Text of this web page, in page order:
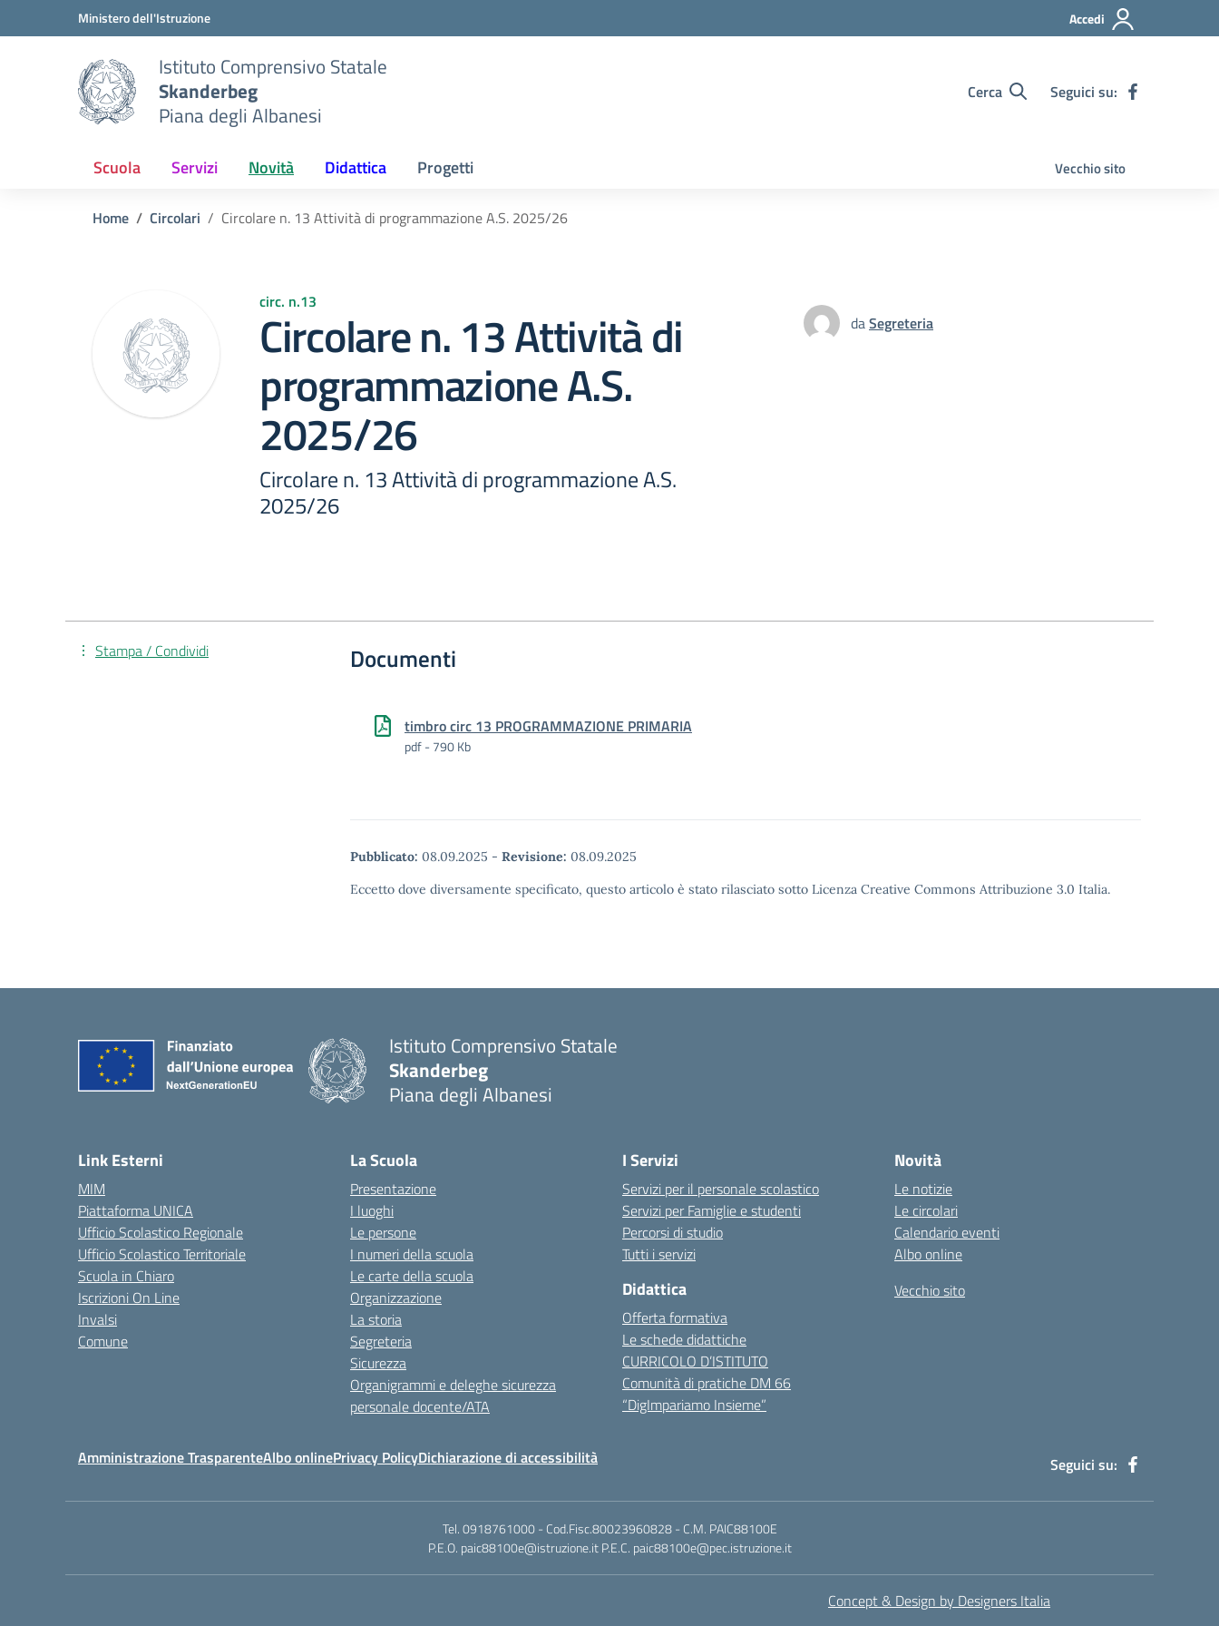
Vai ai contenuti
Vai al menu di navigazione
Ministero dell'Istruzione Accedi
Istituto Comprensivo Statale
Skanderbeg
Piana degli Albanesi
Cerca Seguici su:
Scuola Servizi Novità Didattica Progetti Vecchio sito
Home Circolari Circolare n. 13 Attività di programmazione A.S. 2025/26
circ. n.13
Circolare n. 13 Attività di
programmazione A.S.
2025/26
Circolare n. 13 Attività di programmazione A.S.
2025/26
daSegreteria
Documenti
timbro circ 13 PROGRAMMAZIONE PRIMARIA
pdf - 790 Kb
Pubblicato: 08.09.2025 - Revisione: 08.09.2025
Eccetto dove diversamente specificato, questo articolo è stato rilasciato sotto Licenza Creative Commons Attribuzione 3.0 Italia.
Stampa / Condividi
Istituto Comprensivo Statale
Skanderbeg
Piana degli Albanesi
Link Esterni
MIM
Piattaforma UNICA
Ufficio Scolastico Regionale
Ufficio Scolastico Territoriale
Scuola in Chiaro
Iscrizioni On Line
Invalsi
Comune
La Scuola
Presentazione
I luoghi
Le persone
I numeri della scuola
Le carte della scuola
Organizzazione
La storia
Segreteria
Sicurezza
Organigrammi e deleghe sicurezza
personale docente/ATA
I Servizi
Servizi per il personale scolastico
Servizi per Famiglie e studenti
Percorsi di studio
Tutti i servizi
Didattica
Offerta formativa
Le schede didattiche
CURRICOLO D’ISTITUTO
Comunità di pratiche DM 66
“DigImpariamo Insieme”
Novità
Le notizie
Le circolari
Calendario eventi
Albo online
Vecchio sito
Amministrazione TrasparenteAlbo onlinePrivacy PolicyDichiarazione di accessibilità Seguici su:
Tel. 0918761000 - Cod.Fisc.80023960828 - C.M. PAIC88100E
P.E.O. paic88100e@istruzione.it P.E.C. paic88100e@pec.istruzione.it
Concept & Design by Designers Italia